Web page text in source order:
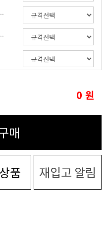
GX / XD / RAPIDE-NEO / VECTOR-X
GX / XD / RAPIDE-NEO / VECTOR-X
0 원
매
품 재입고 알림